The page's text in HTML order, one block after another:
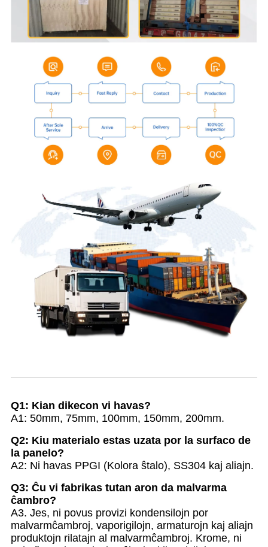
Q1: Kian dikecon vi havas?
A1: 50mm, 75mm, 100mm, 150mm, 200mm.
Q2: Kiu materialo estas uzata por la surfaco de
la panelo?
A2: Ni havas PPGI (Kolora ŝtalo), SS304 kaj aliajn.
Q3: Ĉu vi fabrikas tutan aron da malvarma
ĉambro?
A3. Jes, ni povus provizi kondensilojn por
malvarmĉambroj, vaporigilojn, armaturojn kaj aliajn
produktojn rilatajn al malvarmĉambroj. Krome, ni